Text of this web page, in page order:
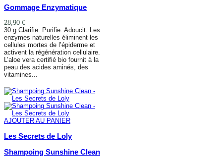
Gommage Enzymatique
28,90 €
30 g Clarifie. Purifie. Adoucit. Les
enzymes naturelles éliminent les
cellules mortes de l’épiderme et
activent la régénération cellulaire.
L’aloe vera certifié bio fournit à la
peau des acides aminés, des
vitamines...
AJOUTER AU PANIER
Les Secrets de Loly
Shampoing Sunshine Clean